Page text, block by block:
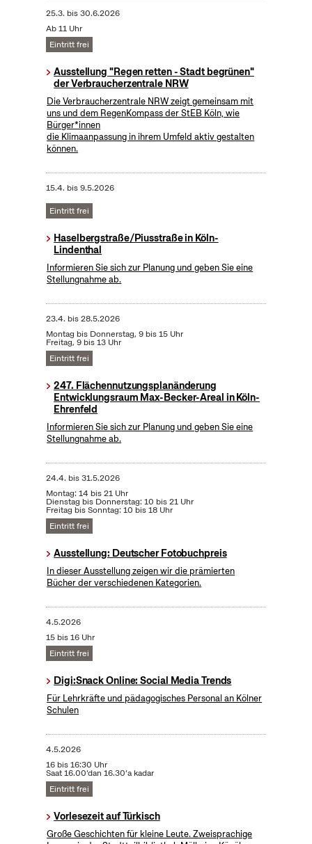
25.3. bis30.6.2026
Ab 11 Uhr
Eintritt frei
Ausstellung "Regen retten - Stadt begrünen"
der Verbraucherzentrale NRW
Die Verbraucherzentrale NRW zeigt gemeinsam mit
uns und dem RegenKompass der StEB Köln, wie
Bürger*innen
die Klimaanpassung in ihrem Umfeld aktiv gestalten
können.
15.4. bis9.5.2026
Eintritt frei
Haselbergstraße/Piusstraße in Köln-
Lindenthal
Informieren Sie sich zur Planung und geben Sie eine
Stellungnahme ab.
23.4. bis28.5.2026
Montag bis Donnerstag, 9 bis 15 Uhr
Freitag, 9 bis 13 Uhr
Eintritt frei
247. Flächennutzungsplanänderung
Entwicklungsraum Max-Becker-Areal in Köln-
Ehrenfeld
Informieren Sie sich zur Planung und geben Sie eine
Stellungnahme ab.
24.4. bis31.5.2026
Montag: 14 bis 21 Uhr
Dienstag bis Donnerstag: 10 bis 21 Uhr
Freitag bis Sonntag: 10 bis 18 Uhr
Eintritt frei
Ausstellung: Deutscher Fotobuchpreis
In dieser Ausstellung zeigen wir die prämierten
Bücher der verschiedenen Kategorien.
4.5.2026
15 bis 16 Uhr
Eintritt frei
Digi:Snack Online: Social Media Trends
Für Lehrkräfte und pädagogisches Personal an Kölner
Schulen
4.5.2026
16 bis 16:30 Uhr
Saat 16.00’dan 16.30’a kadar
Eintritt frei
Vorlesezeit auf Türkisch
Große Geschichten für kleine Leute. Zweisprachige